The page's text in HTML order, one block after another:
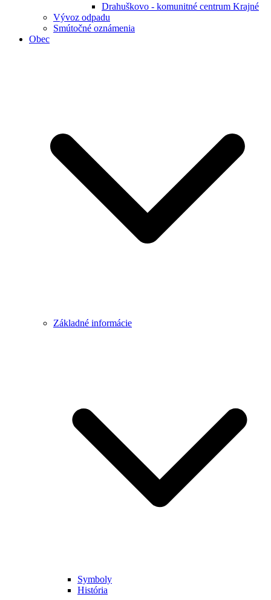
Drahuškovo - komunitné centrum Krajné
Vývoz odpadu
Smútočné oznámenia
Obec
Základné informácie
Symboly
História